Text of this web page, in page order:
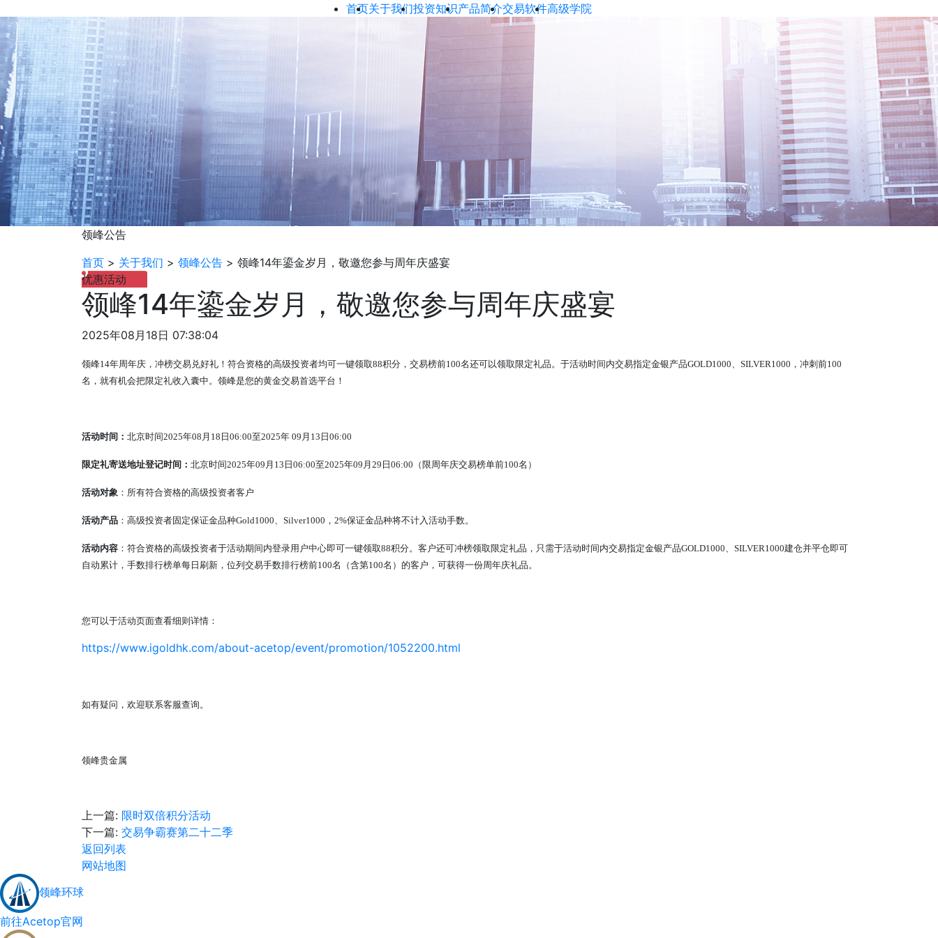
首页关于我们投资知识产品简介交易软件高级学院
领峰公告
首页 > 关于我们 > 领峰公告 > 领峰14年鎏金岁月，敬邀您参与周年庆盛宴
优惠活动
领峰14年鎏金岁月，敬邀您参与周年庆盛宴
2025年08月18日 07:38:04
领峰14年周年庆，冲榜交易兑好礼！符合资格的高级投资者均可一键领取88积分，交易榜前100名还可以领取限定礼品。于活动时间内交易指定金银产品GOLD1000、SILVER1000，冲刺前100
名，就有机会把限定礼收入囊中。领峰是您的黄金交易首选平台！
活动时间： 北京时间2025年08月18日06:00至2025年 09月13日06:00
限定礼寄送地址登记时间 ： 北京时间2025年09 月 13 日 06:00至2025年09 月 29 日 06:00 （限周年庆交易榜单前100名）
活动对象 ：所有符合资格的高级投资者客户
活动产品 ：高级投资者固定保证金品种Gold1000、Silver1000，2%保证金品种将不计入活动手数。
活动内容 ：符合资格的高级投资者于活动期间内登录用户中心即可一键领取88积分。客户还可冲榜领取限定礼品，只需于活动时间内交易指定金银产品GOLD1000、SILVER1000建仓并平仓即可
自动累计，手数排行榜单每日刷新，位列交易手数排行榜前100名（含第100名）的客户，可获得一份周年庆礼品。
您可以于活动页面查看细则详情：
https://www.igoldhk.com/about-acetop/event/promotion/1052200.html
如有疑问，欢迎联系客服查询。
领峰贵金属
上一篇: 限时双倍积分活动
下一篇: 交易争霸赛第二十二季
返回列表
网站地图
领峰环球
前往Acetop官网